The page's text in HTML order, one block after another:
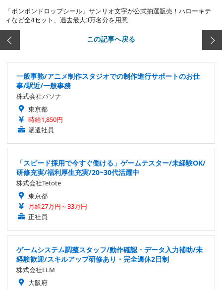
「ボンボンドロップシール」サンリオ文字が公式抽選販売！ハローキテ
ィなど全4セット、過去最大3万名分を用意
この記事へ戻る
一般事務/アニメ制作スタジオでの制作進行サポートのお仕
事/駅近/一般事務
株式会社パソナ
東京都
時給1,850円
派遣社員
「スピード採用で今すぐ働ける」ゲームテスター/未経験OK/
研修充実/福利厚生充実/20~30代活躍中
株式会社Tetote
東京都
月給27万円～33万円
正社員
ゲームシステム調整スタッフ/動作確認・データ入力補助/未
経験歓迎/スキルアップ研修あり・完全週休2日制
株式会社ELM
大阪府